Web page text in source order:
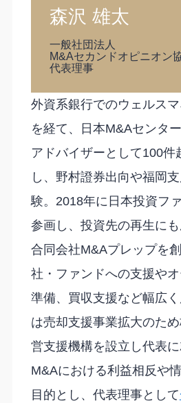
森沢 雄太
一般社団法人
M&Aセカンドオピニオン
代表理事
外資系銀行でのウェルス
を経て、日本M&Aセンタ
アドバイザーとして100件
し、野村證券出向や福岡
験。2018年に日本投資フ
参画し、投資先の再生にも
合同会社M&Aプレップを
社・ファンドへの支援や
準備、買収支援など幅広
は売却支援事業拡大のた
営支援機構を設立し代表に
M&Aにおける利益相反や
目的とし、代表理事として